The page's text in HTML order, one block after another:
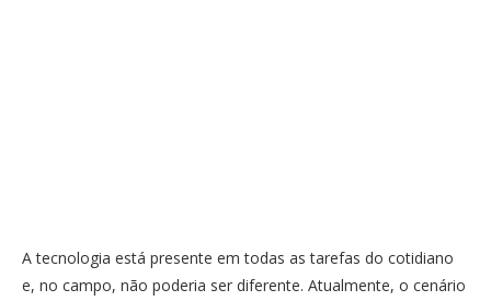
A tecnologia está presente em todas as tarefas do cotidiano
e, no campo, não poderia ser diferente. Atualmente, o cenário